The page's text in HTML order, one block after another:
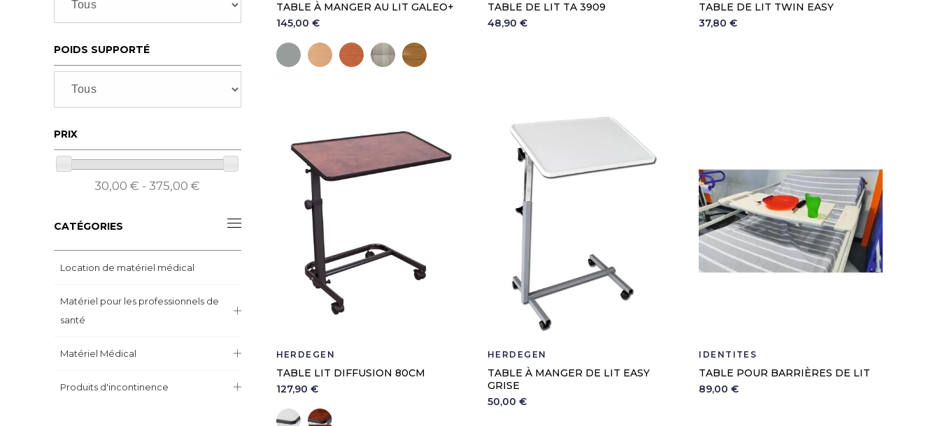
POIDS SUPPORTÉ
PRIX
30,00 € - 375,00 €
CATÉGORIES
Location de matériel médical
Matériel pour les professionnels de
santé
Matériel Médical
Produits d'incontinence
TABLE À MANGER AU LIT GALEO+
145,00 €
Gris Hêtre du Tyrol
Poirier d'Alsace
Gris Céramique
Romana
TABLE DE LIT TA 3909
48,90 €
TABLE DE LIT TWIN EASY
37,80 €
HERDEGEN
TABLE LIT DIFFUSION 80CM
127,90 €
BlancRonce de noyer
HERDEGEN
TABLE À MANGER DE LIT EASY
GRISE
50,00 €
IDENTITÉS
TABLE POUR BARRIÈRES DE LIT
89,00 €